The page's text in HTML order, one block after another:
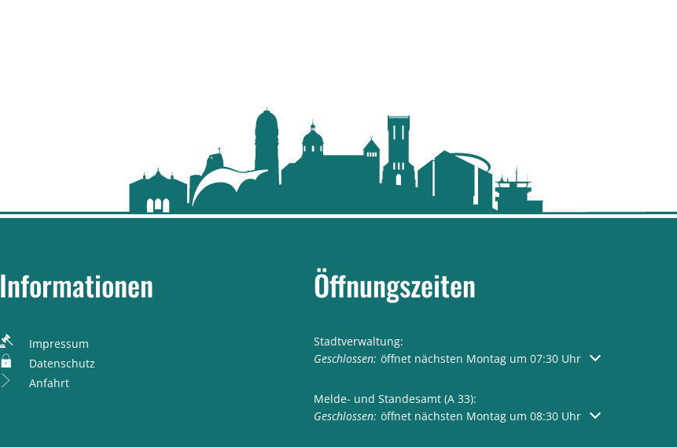
Informationen
Impressum
Datenschutz
Anfahrt
Öffnungszeiten
Stadtverwaltung:
Klicken, um weitere Öffnungs- oder Schließzeiten auszublenden
Geschlossen: öffnet nächsten Montag um 07:30 Uhr
Melde- und Standesamt (A 33):
Klicken, um weitere Öffnungs- oder Schließzeiten auszublenden
Geschlossen: öffnet nächsten Montag um 08:30 Uhr